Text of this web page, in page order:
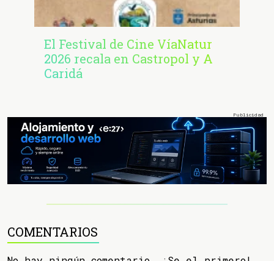
El Festival de Cine VíaNatur
2026 recala en Castropol y A
Caridá
COMENTARIOS